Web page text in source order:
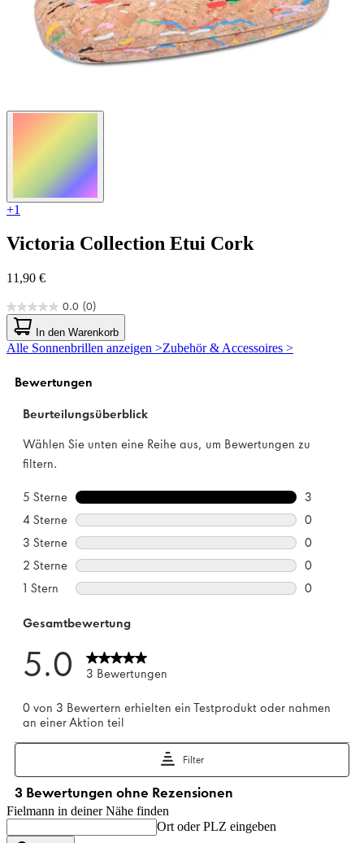
+1
Victoria Collection Etui Cork
11,90 €
0.0 (0)
0.0
von
5
Sternen.
In den Warenkorb
Alle Sonnenbrillen anzeigen >Zubehör & Accessoires >
Fielmann in deiner Nähe finden
Ort oder PLZ eingeben